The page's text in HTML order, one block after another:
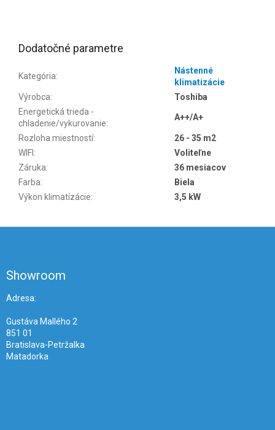
Dodatočné parametre
Kategória:
Nástenné
klimatizácie
Výrobca:
Toshiba
Energetická trieda -
chladenie/vykurovanie:
A++/A+
Rozloha miestností:
26 - 35 m2
WIFI :
Voliteľne
Záruka:
36 mesiacov
Farba:
Biela
Výkon klimatizácie: 3,5 kW
Showroom
Adresa:
Gustáva Mallého 2
851 01
Bratislava-Petržalka
Matadorka